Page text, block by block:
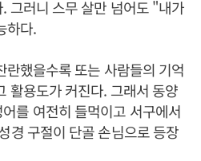
그러니 스무 살만 넘어도 "내가
하다.
했을수록 또는 사람들의 기억
활용도가 커진다. 그래서 동양
를 여전히 들먹이고 서구에서
경 구절이 단골 손님으로 등장